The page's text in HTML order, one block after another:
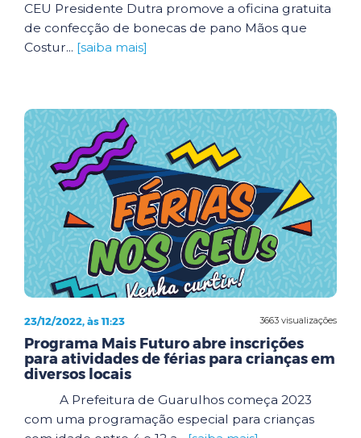
CEU Presidente Dutra promove a oficina gratuita
de confecção de bonecas de pano Mãos que
Costur... [saiba mais]
3663 visualizações
23/12/2022, às 11:23
Programa Mais Futuro abre inscrições
para atividades de férias para crianças em
diversos locais
A Prefeitura de Guarulhos começa 2023
com uma programação especial para crianças